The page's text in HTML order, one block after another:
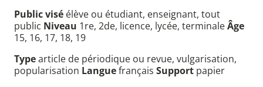
Public visé élève ou étudiant, enseignant, tout
public Niveau 1re, 2de, licence, lycée, terminaleÂge
15, 16, 17, 18, 19
Typearticle de périodique ou revue, vulgarisation,
popularisation Languefrançais Support papier